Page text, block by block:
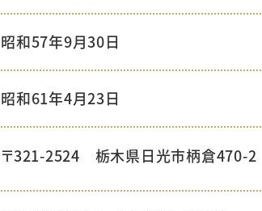
昭和57年9月30日
昭和61年4月23日
〒321-2524 栃木県日光市柄倉470-2